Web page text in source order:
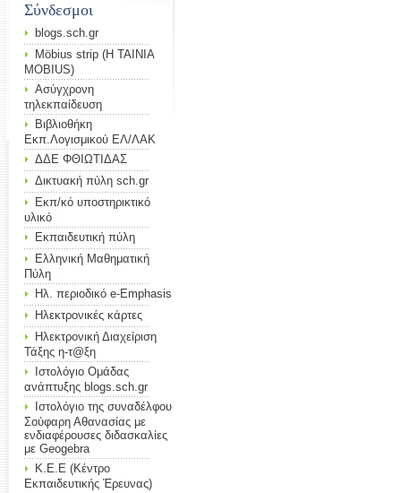
Σύνδεσμοι
blogs.sch.gr
Möbius strip (Η ΤΑΙΝΙΑ
MOBIUS)
Ασύγχρονη
τηλεκπαίδευση
Βιβλιοθήκη
Εκπ.Λογισμικού ΕΛ/ΛΑΚ
ΔΔΕ ΦΘΙΩΤΙΔΑΣ
Δικτυακή πύλη sch.gr
Εκπ/κό υποστηρικτικό
υλικό
Εκπαιδευτική πύλη
Ελληνική Μαθηματική
Πύλη
Ηλ. περιοδικό e-Emphasis
Ηλεκτρονικές κάρτες
Ηλεκτρονική Διαχείριση
Τάξης η-τ@ξη
Ιστολόγιο Ομάδας
ανάπτυξης blogs.sch.gr
Ιστολόγιο της συναδέλφου
Σούφαρη Αθανασίας με
ενδιαφέρουσες διδασκαλίες
με Geogebra
Κ.Ε.Ε (Κέντρο
Εκπαιδευτικής Έρευνας)